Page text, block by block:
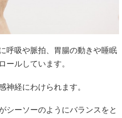
呼吸や脈拍、胃腸の動きや睡眠
ールしています。
神経にわけられます。
シーソーのようにバランスをと